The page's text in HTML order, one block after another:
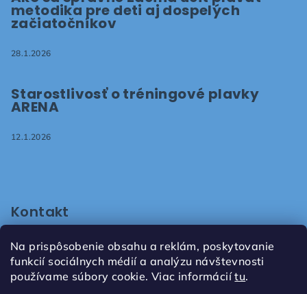
Na prispôsobenie obsahu a reklám, poskytovanie
funkcií sociálnych médií a analýzu návštevnosti
používame súbory cookie. Viac informáciítu.
metodika pre deti aj dospelých
začiatočníkov
28.1.2026
Starostlivosť o tréningové plavky
ARENA
12.1.2026
Kontakt
shop@plavaniepezinok.sk
+421905731672